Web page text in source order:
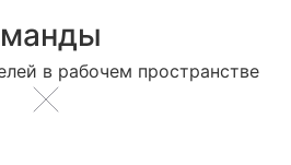
в рабочем пространстве